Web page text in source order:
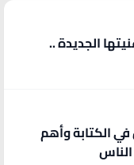
الجديدة ..
الكتابة وأهم